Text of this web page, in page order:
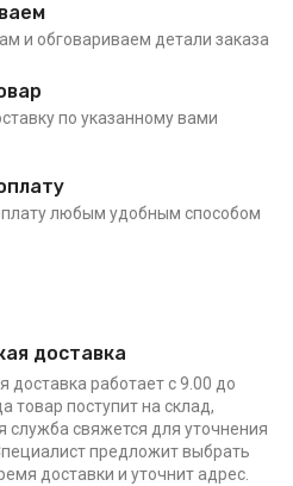
и обговариваем детали заказа
по указанному вами
любым удобным способом
доставка
доставка работает с 9.00 до
товар поступит на склад,
служба свяжется для уточнения
предложит выбрать
доставки и уточнит адрес.